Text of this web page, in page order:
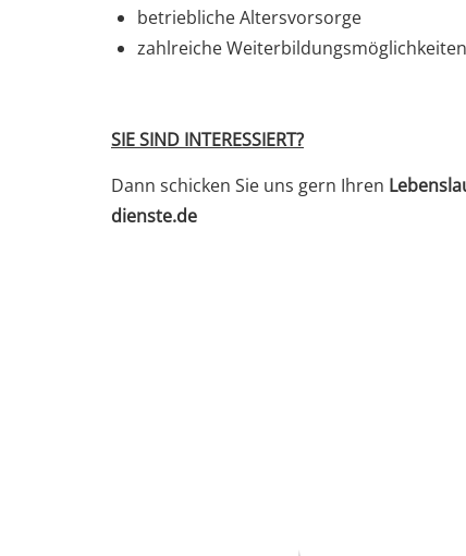
betriebliche Altersvorsorge
zahlreiche Weiterbildungsmöglichkeiten
SIE SIND INTERESSIERT?
Dann schicken Sie uns gern Ihren
dienste.de